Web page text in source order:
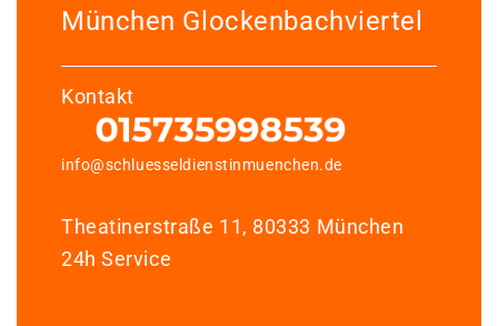
München Glockenbachviertel
Kontakt
info@schluesseldienstinmuenchen.de
Theatinerstraße 11, 80333 München
24h Service